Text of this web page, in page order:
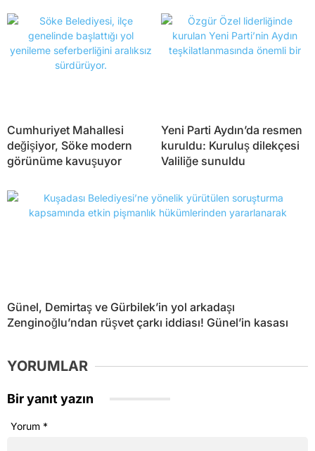
Cumhuriyet Mahallesi
değişiyor, Söke modern
görünüme kavuşuyor
Yeni Parti Aydın’da resmen
kuruldu: Kuruluş dilekçesi
Valiliğe sunuldu
Günel, Demirtaş ve Gürbilek’in yol arkadaşı
Zenginoğlu’ndan rüşvet çarkı iddiası! Günel’in kasası
YORUMLAR
Bir yanıt yazın
Yorum *